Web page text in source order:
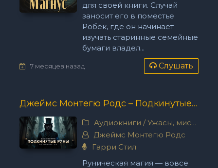
для своей книги. Случай
заносит его в поместье
Робек, где он начинает
изучать старинные семейные
бумаги владел...
7 месяцев назад Слушать
Джеймс Монтегю Родс – Подкинутые руны
Аудиокниги /Ужасы, мистика
Джеймс Монтегю Родс
Гарри Стил
Руническая магия — вовсе